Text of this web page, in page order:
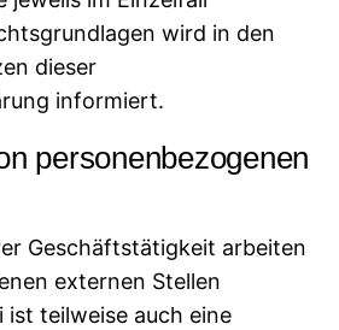
wird in den
dieser
informiert.
personenbezogenen
Geschäftstätigkeit arbeiten
externen Stellen
ist teilweise auch eine